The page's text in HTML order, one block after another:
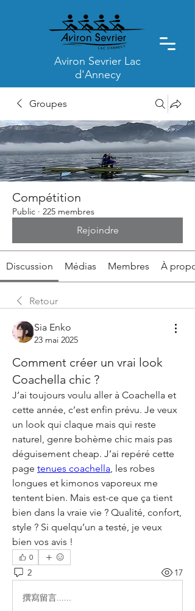
Aviron Sevrier Lac
d'Annecy
Groupes
Compétition
Public · 225 membres
Rejoindre
Discussion Médias Membres À
Retour
Sia Enko
23 mai 2025
Comment créer un vrai look
Coachella chic ?
J’ai toujours voulu aller à Coachella et
cette année, c’est enfin prévu. Je veux
un look qui claque mais qui reste
naturel, genre bohème chic mais pas
déguisement cheap. J’ai repéré cette
page tenues coachella, les robes
longues et kimonos vaporeux me
tentent bien. Mais est-ce que ça tient
bien dans la vraie vie ? Qualité, confort,
style ? Si quelqu’un a testé, je veux
bien vos avis !
0
2 17
撰寫留言......